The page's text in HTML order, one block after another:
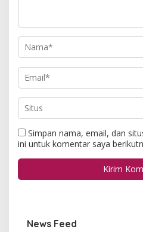
Simpan nama, email, dan
ini untuk komentar saya
News Feed